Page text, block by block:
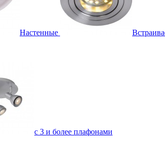
Настенные
с 3 и более плафонами